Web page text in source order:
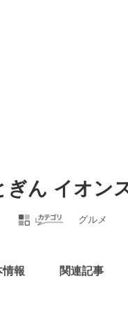
ぎん イオン
グルメ
報 関連記事